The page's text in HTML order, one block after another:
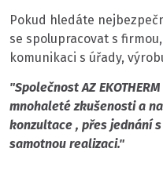
Pokud hledáte
se spolupracovat s
komunikaci s úřady,
"Společnost AZ
mnohaleté zkušenosti a
konzultace , přes jednání
samotnou realizaci."